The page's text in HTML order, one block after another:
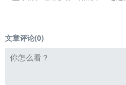
文章评论(0)